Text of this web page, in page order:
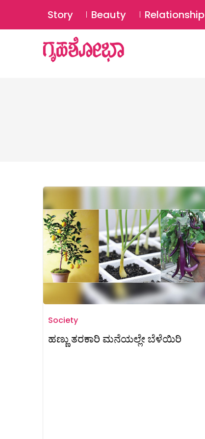
Story Beauty Relationship
Society
ಹಣ್ಣು ತರಕಾರಿ ಮನೆಯಲ್ಲೇ ಬೆಳೆಯಿರಿ